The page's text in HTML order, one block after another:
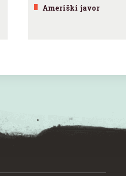
Ameriški javor